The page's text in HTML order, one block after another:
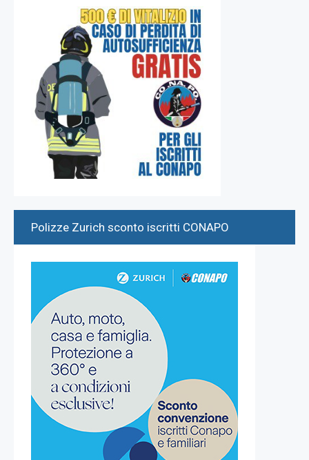
Polizze Zurich sconto iscritti CONAPO